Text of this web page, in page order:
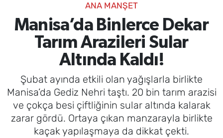
ANA MANŞET
Manisa’da Binlerce Dekar
Tarım Arazileri Sular
Altında Kaldı!
Şubat ayında etkili olan yağışlarla birlikte
Manisa’da Gediz Nehri taştı. 20 bin tarım arazisi
ve çokça besi çiftliğinin sular altında kalarak
zarar gördü. Ortaya çıkan manzarayla birlikte
kaçak yapılaşmaya da dikkat çekti.
SPOR
EKONOMİ
3.SAYFA
EĞİTİM
SAĞLIK
Manisa Namaz Vakitleri
Manisa Trafik Yoğunluk Haritası
Süper Lig Puan Durumu ve Fikstür
Tüm Manşetler
Son Dakika Haberleri